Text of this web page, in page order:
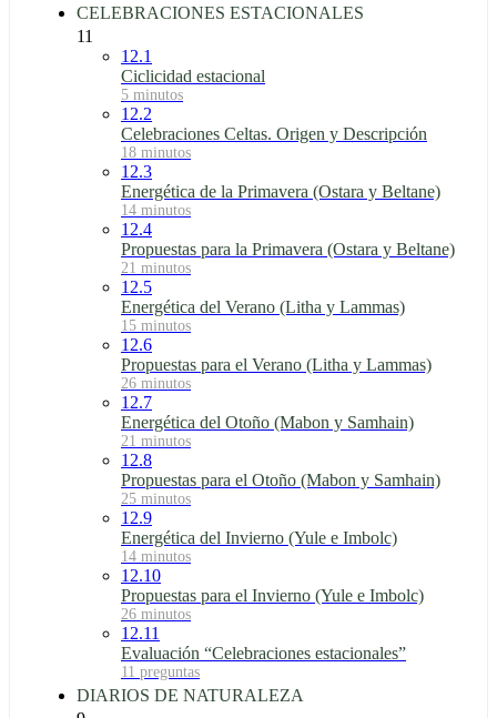
CELEBRACIONES ESTACIONALES
11
12.1
Ciclicidad estacional
5 minutos
12.2
Celebraciones Celtas. Origen y Descripción
18 minutos
12.3
Energética de la Primavera (Ostara y Beltane)
14 minutos
12.4
Propuestas para la Primavera (Ostara y Beltane)
21 minutos
12.5
Energética del Verano (Litha y Lammas)
15 minutos
12.6
Propuestas para el Verano (Litha y Lammas)
26 minutos
12.7
Energética del Otoño (Mabon y Samhain)
21 minutos
12.8
Propuestas para el Otoño (Mabon y Samhain)
25 minutos
12.9
Energética del Invierno (Yule e Imbolc)
14 minutos
12.10
Propuestas para el Invierno (Yule e Imbolc)
26 minutos
12.11
Evaluación “Celebraciones estacionales”
11 preguntas
DIARIOS DE NATURALEZA